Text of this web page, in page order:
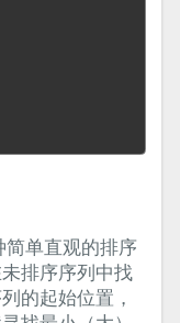
单直观的排序
排序序列中找
的起始位置，